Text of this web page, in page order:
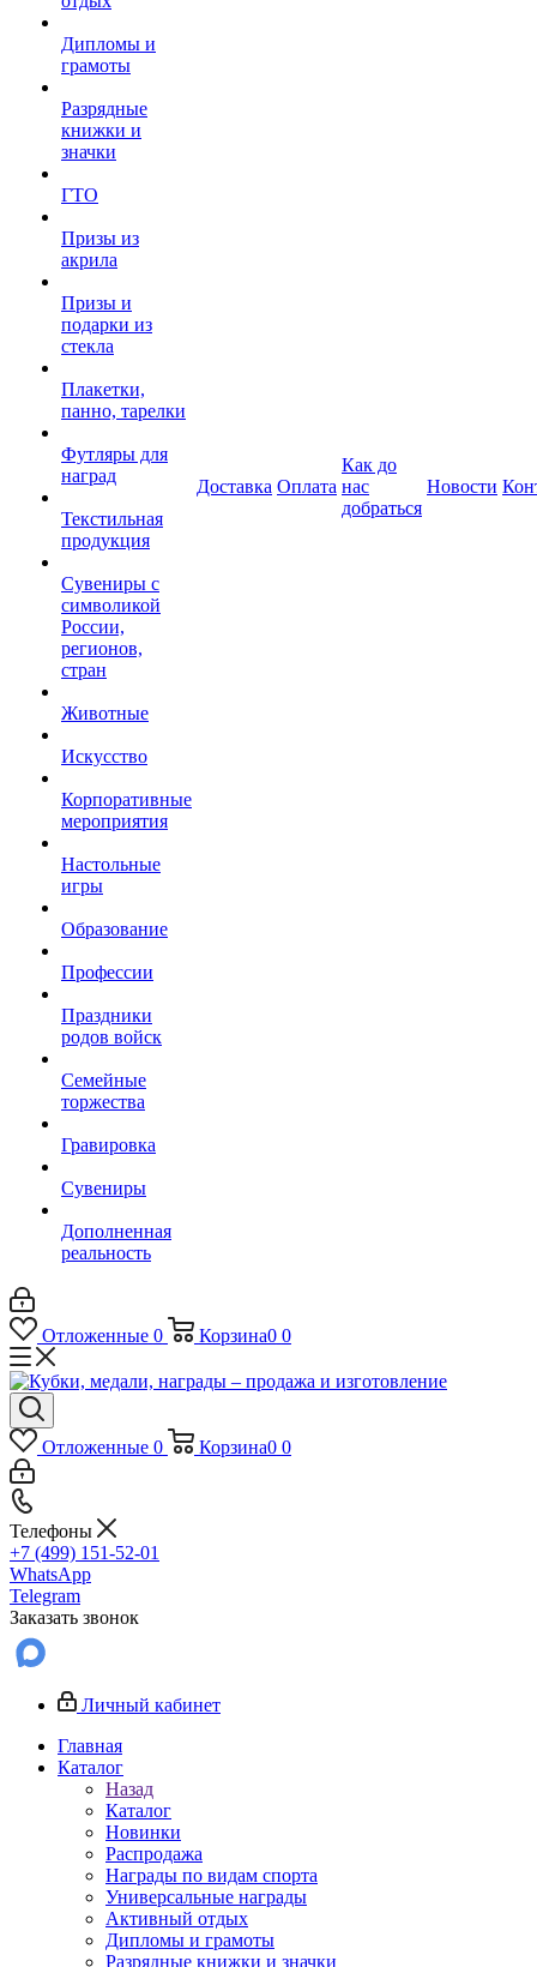
Дипломы и
грамоты
Разрядные
книжки и
значки
ГТО
Призы из
акрила
Призы и
подарки из
стекла
Плакетки,
панно, тарелки
Футляры для
наград
Текстильная
продукция
Сувениры с
символикой
России,
регионов,
стран
Животные
Искусство
Корпоративные
мероприятия
Настольные
игры
Образование
Профессии
Праздники
родов войск
Семейные
торжества
Гравировка
Сувениры
Дополненная
реальность
Доставка Оплата
Как до
нас
добраться
Новости
Отложенные 0 Корзина0 0
Отложенные 0 Корзина0 0
Телефоны
+7 (499) 151-52-01
WhatsApp
Telegram
Заказать звонок
Личный кабинет
Главная
Каталог
Назад
Каталог
Новинки
Распродажа
Награды по видам спорта
Универсальные награды
Активный отдых
Дипломы и грамоты
Разрядные книжки и значки